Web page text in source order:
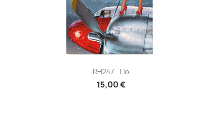
RH247 - Lio
15,00 €